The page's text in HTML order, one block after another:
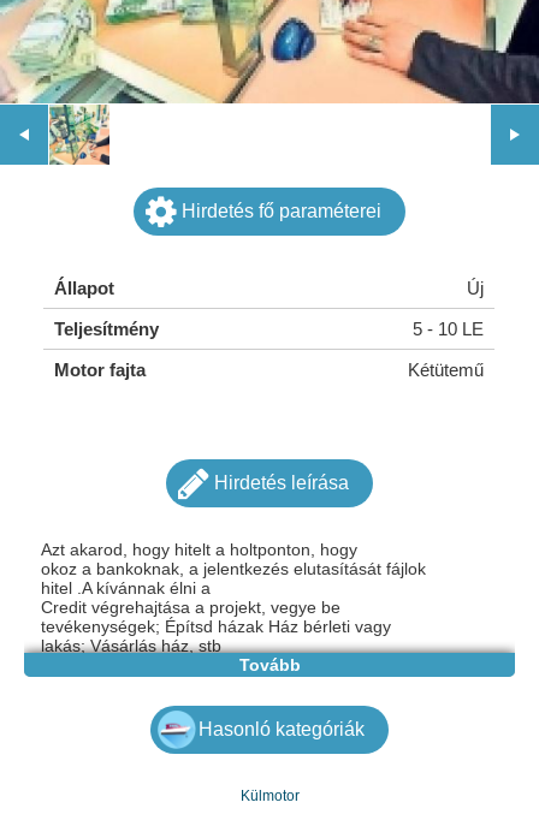
Hirdetés fő paraméterei
Állapot
Új
Teljesítmény
5 - 10 LE
Motor fajta
Kétütemű
Hirdetés leírása
Azt akarod, hogy hitelt a holtponton, hogy
okoz a bankoknak, a jelentkezés elutasítását fájlok
hitel .A kívánnak élni a
Credit végrehajtása a projekt, vegye be
tevékenységek; Építsd házak Ház bérleti vagy
lakás; Vásárlás ház, stb
Hitel - Megtakarítások - Kölcsönös jelentős tőke nyújtandó,
5000 € ... 10000 € ... 7.500.000 € minden személy
számára, hogy a rászoruló
Pénzügyi vagy particulers, aki egy kölcsön a legrövidebb idő
e-mail: gazdagergelia@gmail.com
Tovább
Hasonló kategóriák
Külmotor